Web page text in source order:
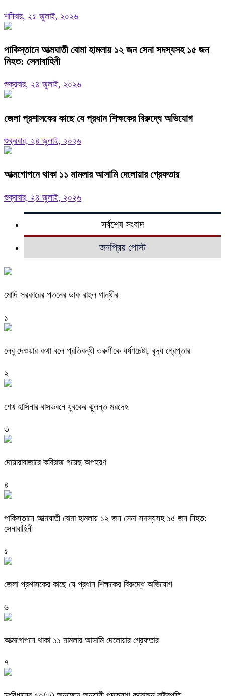
শনিবার, ২৫ জুলাই, ২০২৬
পাকিস্তানে আত্মঘাতী বোমা হামলায় ১২ জন সেনা সদস্যসহ ১৫ জন
নিহত: সেনাবাহিনী
শুক্রবার, ২৪ জুলাই, ২০২৬
জেলা প্রশাসকের কাছে যে প্রধান শিক্ষকের বিরুদ্ধে অভিযোগ
শুক্রবার, ২৪ জুলাই, ২০২৬
আত্মগোপনে থাকা ১১ মামলার আসামি দেলোয়ার গ্রেফতার
শুক্রবার, ২৪ জুলাই, ২০২৬
সর্বশেষ সংবাদ
জনপ্রিয় পোস্ট
মোদি সরকারের পতনের ডাক রাহুল গান্ধীর
১
লেবু দেওয়ার কথা বলে প্রতিবন্ধী তরুণীকে ধর্ষণচেষ্টা, বৃদ্ধ গ্রেপ্তার
২
শেখ হাসিনার বাসভবনে যুবকের ঝুলন্ত মরদেহ
৩
দোয়ারাবাজারে কবিরাজ গয়েছ অপহরণ
৪
পাকিস্তানে আত্মঘাতী বোমা হামলায় ১২ জন সেনা সদস্যসহ ১৫ জন নিহত:
সেনাবাহিনী
৫
জেলা প্রশাসকের কাছে যে প্রধান শিক্ষকের বিরুদ্ধে অভিযোগ
৬
আত্মগোপনে থাকা ১১ মামলার আসামি দেলোয়ার গ্রেফতার
৭